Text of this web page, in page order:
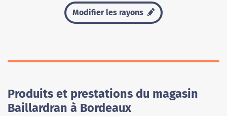
Modifier les rayons
Produits et prestations du magasin
Baillardran à Bordeaux